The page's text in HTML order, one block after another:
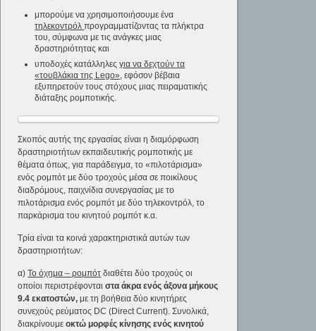
μπορούμε να χρησιμοποιήσουμε ένα
τηλεκοντρόλπρογραμματίζοντας τα πλήκτρα
του, σύμφωνα με τις ανάγκες μιας
δραστηριότητας και
υποδοχές κατάλληλεςγια να δεχτούν τα
«τουβλάκια της Lego», εφόσον βέβαια
εξυπηρετούν τους στόχους μιας πειραματικής
διάταξης ρομποτικής.
Σκοπός αυτής της εργασίας είναι η διαμόρφωση
δραστηριοτήτων εκπαιδευτικής ρομποτικής με
θέματα όπως, για παράδειγμα, το «πιλοτάρισμα»
ενός ρομπότ με δύο τροχούς μέσα σε ποικίλους
διαδρόμους, παιχνίδια συνεργασίας με το
πιλοτάρισμα ενός ρομπότ με δύο τηλεκοντρόλ, το
παρκάρισμα του κινητού ρομπότ κ.α.
Τρία είναι τα κοινά χαρακτηριστικά αυτών των
δραστηριοτήτων:
α)Το όχημα – ρομπότ διαθέτει δύο τροχούς οι
οποίοι περιστρέφονταιστα άκρα ενός άξονα μήκους
9.4 εκατοστών, με τη βοήθεια δύο κινητήρες
συνεχούς ρεύματος DC (Direct Current). Συνολικά,
διακρίνουμεοκτώ μορφές κίνησης ενός κινητού